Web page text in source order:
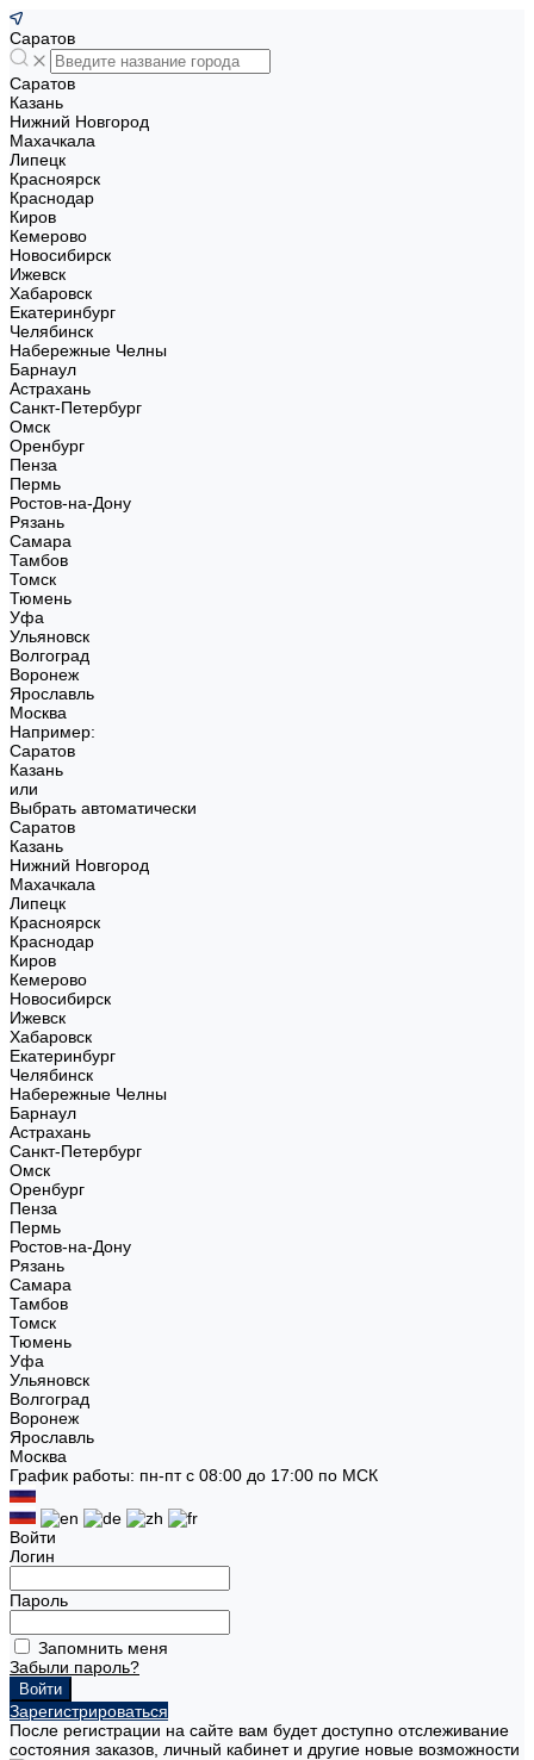
Саратов
Саратов
Казань
Нижний Новгород
Махачкала
Липецк
Красноярск
Краснодар
Киров
Кемерово
Новосибирск
Ижевск
Хабаровск
Екатеринбург
Челябинск
Набережные Челны
Барнаул
Астрахань
Санкт-Петербург
Омск
Оренбург
Пенза
Пермь
Ростов-на-Дону
Рязань
Самара
Тамбов
Томск
Тюмень
Уфа
Ульяновск
Волгоград
Воронеж
Ярославль
Москва
Например:
Саратов
Казань
или
Выбрать автоматически
Саратов
Казань
Нижний Новгород
Махачкала
Липецк
Красноярск
Краснодар
Киров
Кемерово
Новосибирск
Ижевск
Хабаровск
Екатеринбург
Челябинск
Набережные Челны
Барнаул
Астрахань
Санкт-Петербург
Омск
Оренбург
Пенза
Пермь
Ростов-на-Дону
Рязань
Самара
Тамбов
Томск
Тюмень
Уфа
Ульяновск
Волгоград
Воронеж
Ярославль
Москва
График работы: пн-пт с 08:00 до 17:00 по МСК
Войти
Логин
Пароль
Запомнить меня
Забыли пароль?
Зарегистрироваться
После регистрации на сайте вам будет доступно отслеживание
состояния заказов, личный кабинет и другие новые возможности